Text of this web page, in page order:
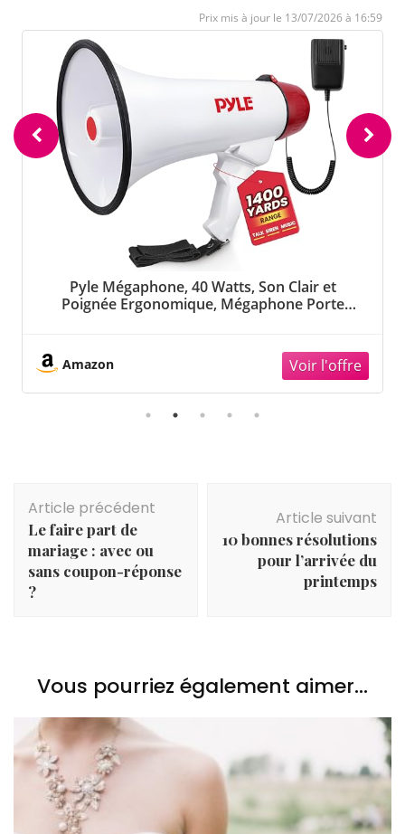
13/07/2026 à 16:59
Pyle Mégaphone, 40 Watts, Son Clair et
Poignée Ergonomique, Mégaphone Porte
,Sports, Intérieur et Extérieur
Amazon
d'article
Article précédent
Le faire part de
mariage : avec ou
sans coupon-réponse
?
Article suivant
10 bonnes résolutions
pour l’arrivée du
printemps
Vous pourriez également aimer...